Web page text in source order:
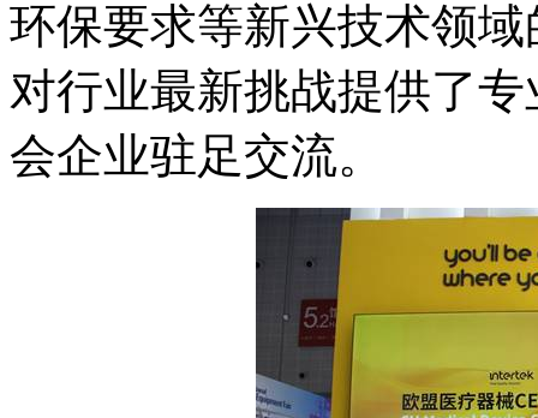
环保要求等新兴技术领
对行业最新挑战提供了
会企业驻足交流。